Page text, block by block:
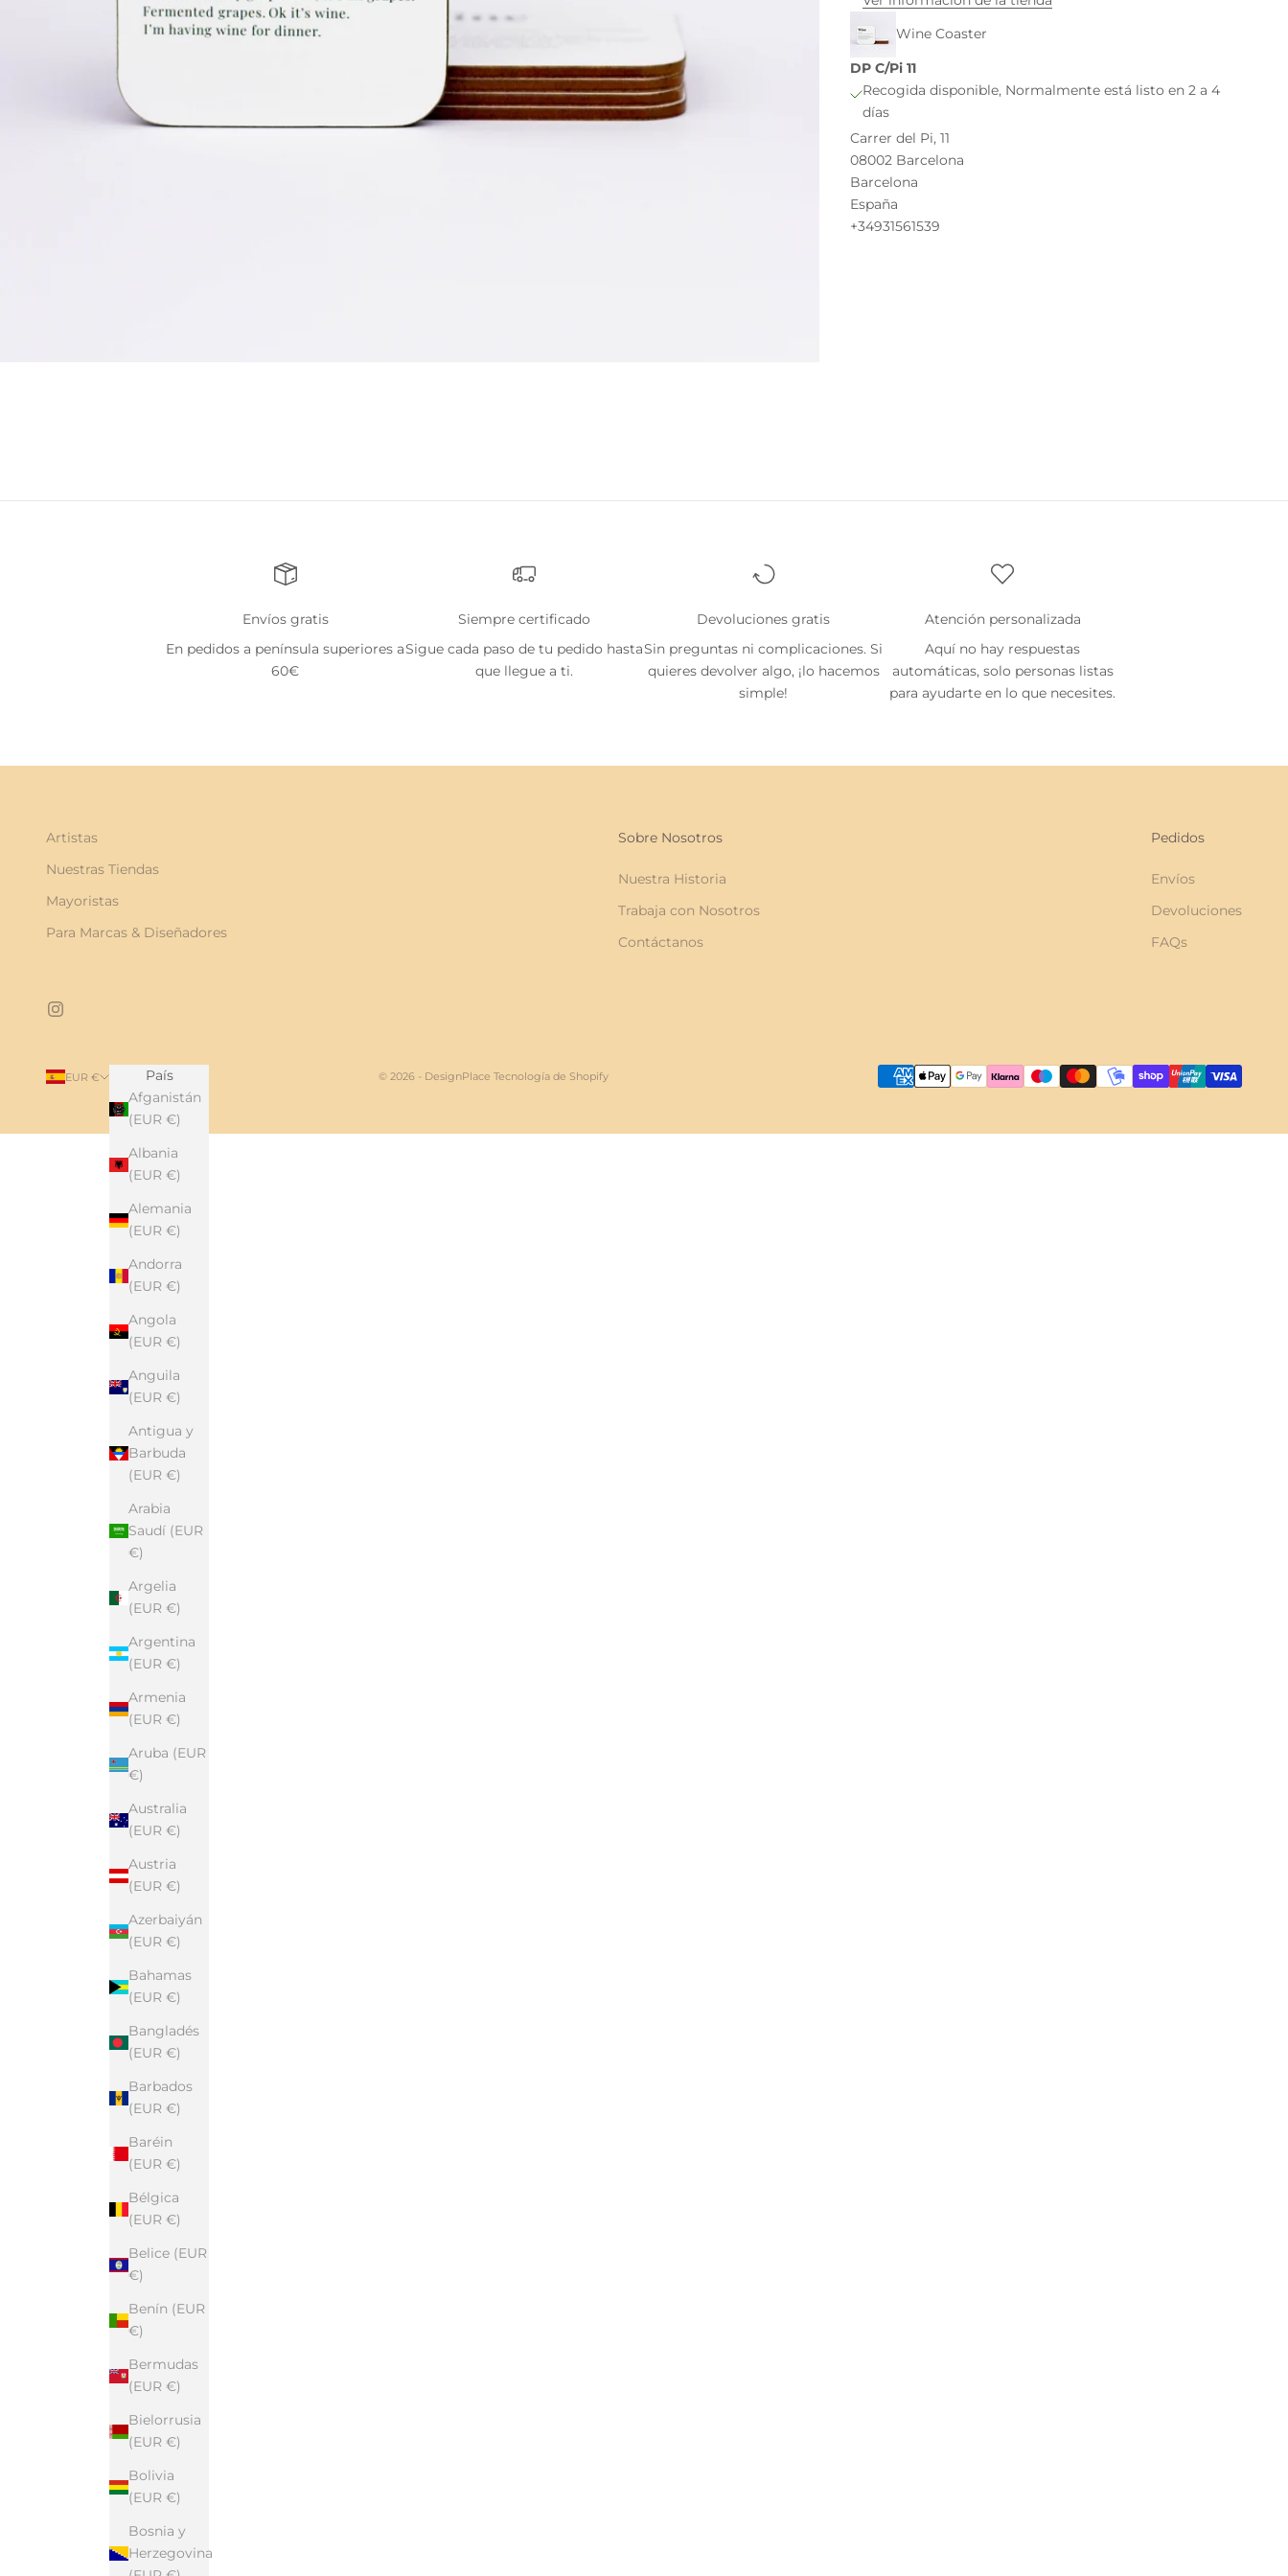
Wine Coaster
DP C/Pi 11
Recogida disponible, Normalmente está listo en 2 a 4
días
Carrer del Pi, 11
08002 Barcelona
Barcelona
España
+34931561539
Envíos gratis
En pedidos a península superiores a
60€
Siempre certificado
Sigue cada paso de tu pedido hasta
que llegue a ti.
Devoluciones gratis
Sin preguntas ni complicaciones. Si
quieres devolver algo, ¡lo hacemos
simple!
Atención personalizada
Aquí no hay respuestas
automáticas, solo personas listas
para ayudarte en lo que necesites.
Artistas
Nuestras Tiendas
Mayoristas
Para Marcas & Diseñadores
Sobre Nosotros
Nuestra Historia
Trabaja con Nosotros
Contáctanos
Pedidos
Envíos
Devoluciones
FAQs
EUR €
País
Afganistán
(EUR €)
Albania
(EUR €)
Alemania
(EUR €)
Andorra
(EUR €)
Angola
(EUR €)
Anguila
(EUR €)
Antigua y
Barbuda
(EUR €)
Arabia
Saudí (EUR
€)
Argelia
(EUR €)
Argentina
(EUR €)
Armenia
(EUR €)
Aruba (EUR
€)
Australia
(EUR €)
Austria
(EUR €)
Azerbaiyán
(EUR €)
Bahamas
(EUR €)
Bangladés
(EUR €)
Barbados
(EUR €)
Baréin
(EUR €)
Bélgica
(EUR €)
Belice (EUR
€)
Benín (EUR
€)
Bermudas
(EUR €)
Bielorrusia
(EUR €)
Bolivia
(EUR €)
Bosnia y
Herzegovina
© 2026 - DesignPlace Tecnología de Shopify